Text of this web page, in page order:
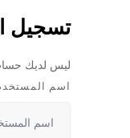
تسجيل
ليس لديك
اسم